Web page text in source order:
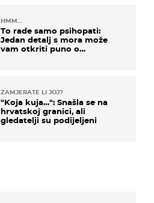
HMM…
To rade samo psihopati:
Jedan detalj s mora može
vam otkriti puno o
ZAMJERATE LI JOJ?
"Koja kuja…": Snašla se na
hrvatskoj granici, ali
gledatelji su podijeljeni